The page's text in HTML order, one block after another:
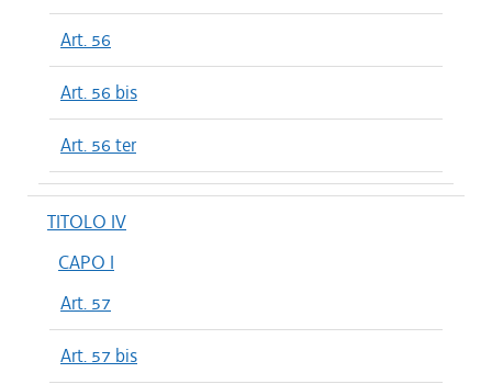
Art. 56
Art. 56 bis
Art. 56 ter
TITOLO IV
CAPO I
Art. 57
Art. 57 bis